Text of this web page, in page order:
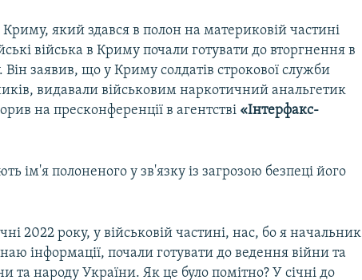
Криму, який здався в полон на материковій частині
війська в Криму почали готувати до вторгнення в
Він заявив, що у Криму солдатів строкової служби
видавали військовим наркотичний анальгетик
на пресконференції в агентстві «Інтерфакс-
ім'я полоненого у зв'язку із загрозою безпеці його
2022 року, у військовій частині, нас, бо я начальник
інформації, почали готувати до ведення війни та
та народу України. Як це було помітно? У січні до